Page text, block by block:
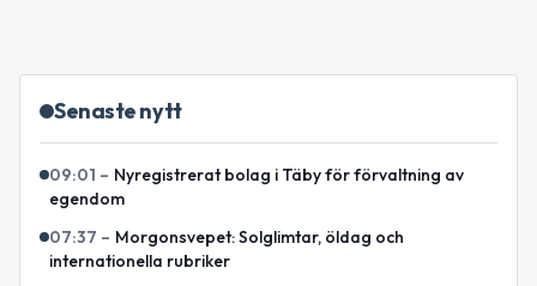
Senaste nytt
09:01 – Nyregistrerat bolag i Täby för förvaltning av
egendom
07:37 – Morgonsvepet: Solglimtar, öldag och
internationella rubriker